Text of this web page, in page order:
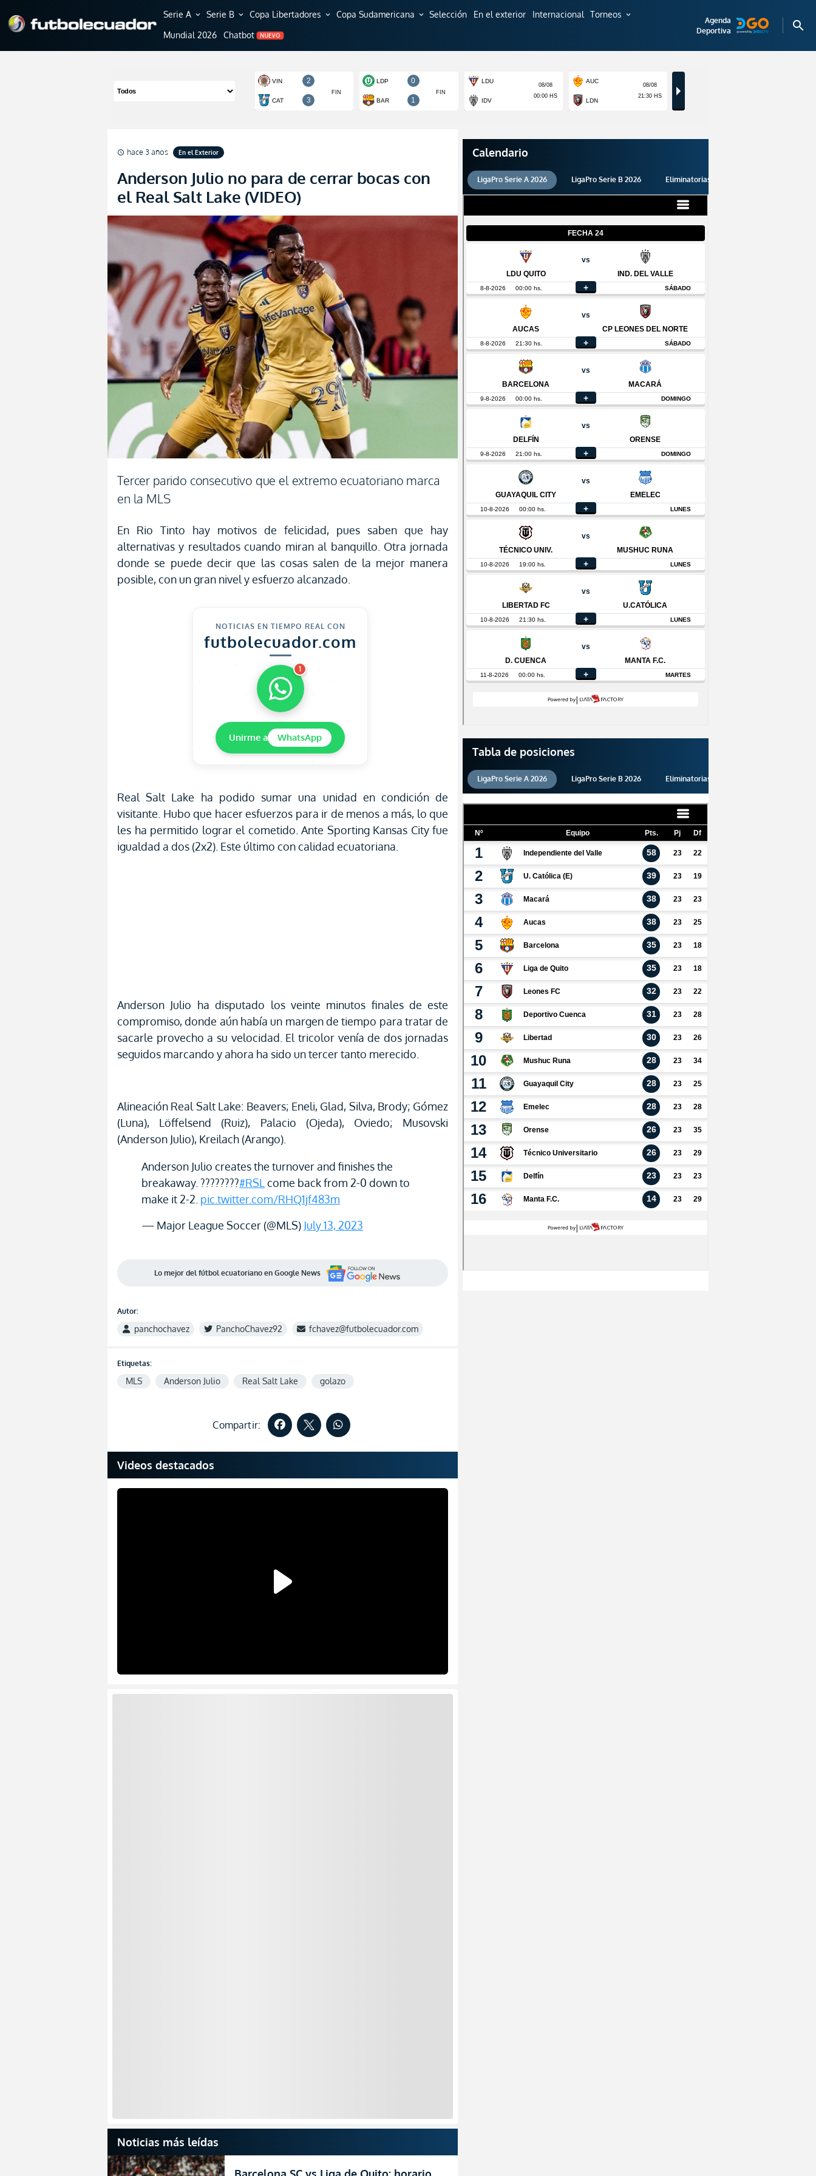
Serie A expand_more Serie B expand_more Copa Libertadores expand_more Copa Sudamericana expand_more Selección En el exterior Internacional Torneos expand_more
Mundial 2026 Chatbot NUEVO
Agenda
Deportiva
search
schedule hace 3 años En el Exterior
Anderson Julio no para de cerrar bocas con
el Real Salt Lake (VIDEO)
Tercer parido consecutivo que el extremo ecuatoriano marca
en la MLS
En Rio Tinto hay motivos de felicidad, pues saben que hay
alternativas y resultados cuando miran al banquillo. Otra jornada
donde se puede decir que las cosas salen de la mejor manera
posible, con un gran nivel y esfuerzo alcanzado.
NOTICIAS EN TIEMPO REAL CON
futbolecuador.com
1
Unirme a WhatsApp
Real Salt Lake ha podido sumar una unidad en condición de
visitante. Hubo que hacer esfuerzos para ir de menos a más, lo que
les ha permitido lograr el cometido. Ante Sporting Kansas City fue
igualdad a dos (2x2). Este último con calidad ecuatoriana.
Anderson Julio ha disputado los veinte minutos finales de este
compromiso, donde aún había un margen de tiempo para tratar de
sacarle provecho a su velocidad. El tricolor venía de dos jornadas
seguidos marcando y ahora ha sido un tercer tanto merecido.
Alineación Real Salt Lake: Beavers; Eneli, Glad, Silva, Brody; Gómez
(Luna), Löffelsend (Ruiz), Palacio (Ojeda), Oviedo; Musovski
(Anderson Julio), Kreilach (Arango).
Anderson Julio creates the turnover and finishes the
breakaway. ????????#RSL come back from 2-0 down to
make it 2-2. pic.twitter.com/RHQ1jf483m
— Major League Soccer (@MLS) July 13, 2023
Lo mejor del fútbol ecuatoriano en Google News
Autor:
panchochavez PanchoChavez92 fchavez@futbolecuador.com
Etiquetas:
MLS Anderson Julio Real Salt Lake golazo
Compartir:
Videos destacados
Noticias más leídas
Barcelona SC vs Liga de Quito: horario,
Calendario
LigaPro Serie A 2026 LigaPro Serie B 2026 Eliminatorias 2026
Tabla de posiciones
LigaPro Serie A 2026 LigaPro Serie B 2026 Eliminatorias 2026